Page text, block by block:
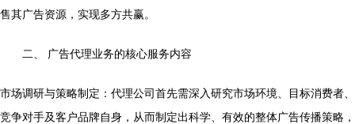
售其广告资源，实现多方共赢。
二、 广告代理业务的核心服务内容
市场调研与策略制定：代理公司首先需深入研究市场环境、目标消费者、
竞争对手及客户品牌自身，从而制定出科学、有效的整体广告传播策略，